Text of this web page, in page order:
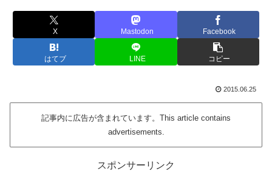
X Mastodon Facebook
はてブ LINE コピー
2015.06.25
記事内に広告が含まれています。This article contains
advertisements.
スポンサーリンク